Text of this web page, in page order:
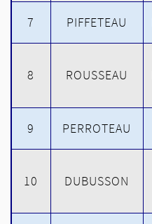
7 PIFFETEAU
8 ROUSSEAU
9 PERROTEAU
10 DUBUSSON